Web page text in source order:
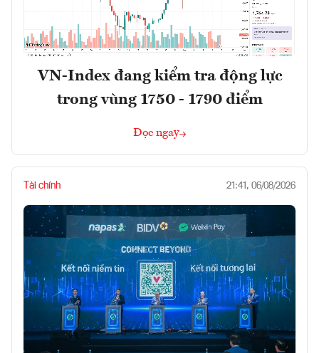
VN-Index đang kiểm tra động lực
trong vùng 1750 - 1790 điểm
Đọc ngay
Tài chính 21:41, 06/08/2026